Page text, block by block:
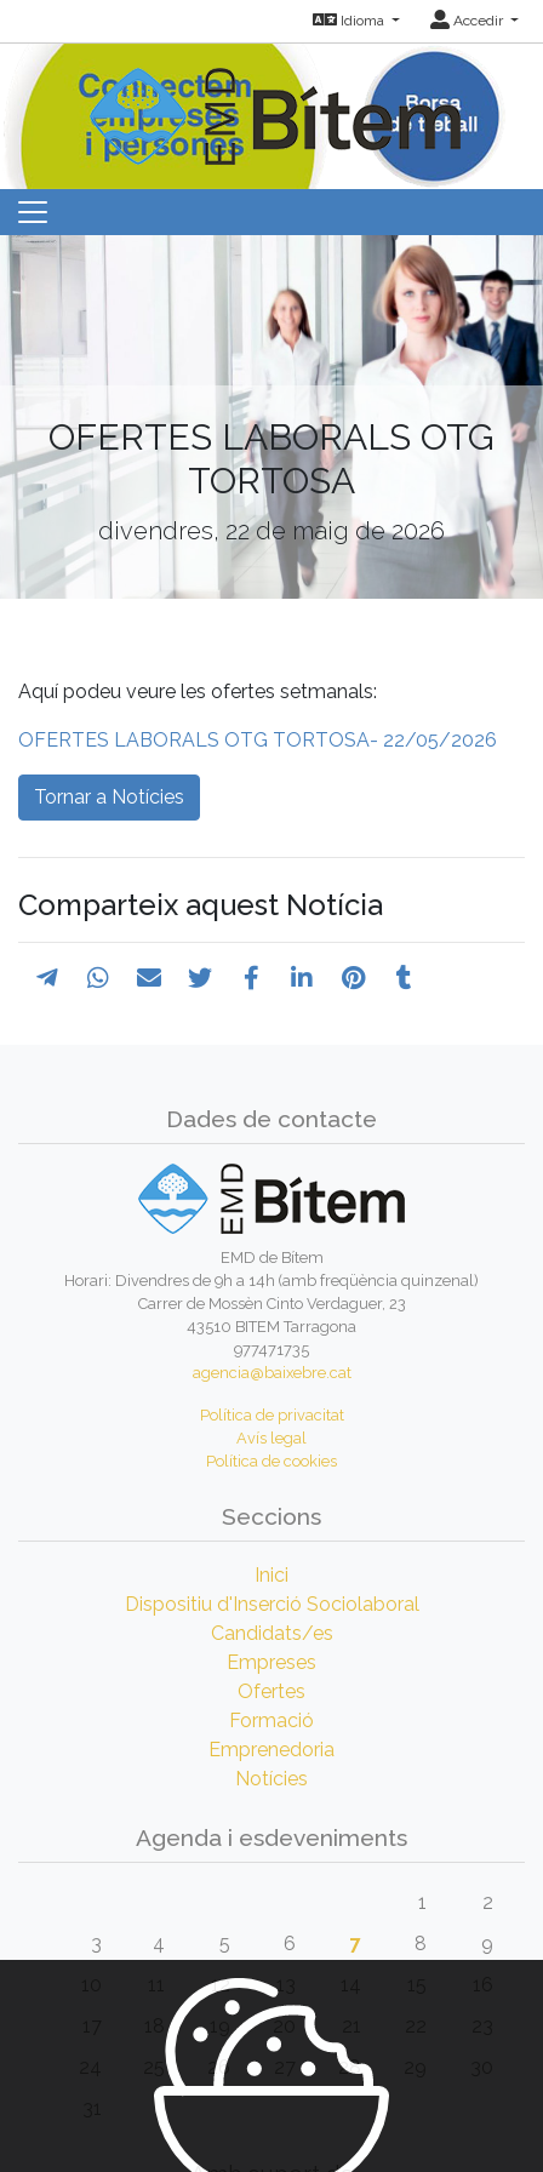
Idioma Accedir
OFERTES LABORALS OTG
TORTOSA
divendres, 22 de maig de 2026
Aquí podeu veure les ofertes setmanals:
OFERTES LABORALS OTG TORTOSA- 22/05/2026
Tornar a Notícies
Comparteix aquest Notícia
Dades de contacte
EMD de Bítem
Horari: Divendres de 9h a 14h (amb freqüència quinzenal)
Carrer de Mossèn Cinto Verdaguer, 23
43510 BITEM Tarragona
977471735
agencia@baixebre.cat
Política de privacitat
Avís legal
Política de cookies
Seccions
Inici
Dispositiu d'Inserció Sociolaboral
Candidats/es
Empreses
Ofertes
Formació
Emprenedoria
Notícies
Agenda i esdeveniments
1
2
3
4 5 6 7 8
9
12 13
20
26 28